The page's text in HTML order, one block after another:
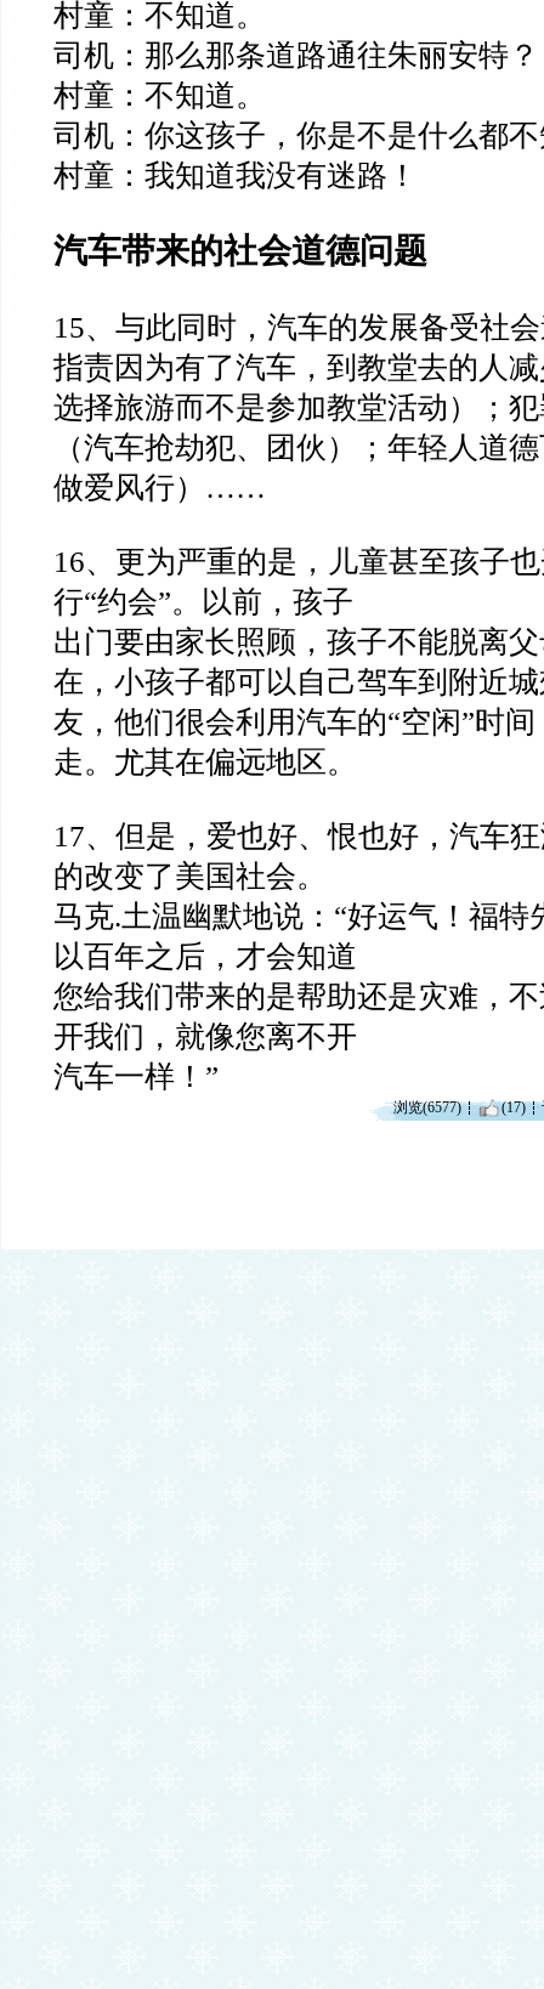
村童：不知道。
司机：那么那条道路通往朱丽安特？
村童：不知道。
司机：你这孩子，你是不是什么都
村童：我知道我没有迷路！
汽车带来的社会道德问题
15、与此同时，汽车的发展备受社
指责因为有了汽车，到教堂去的人
选择旅游而不是参加教堂活动）；
（汽车抢劫犯、团伙）；年轻人道
做爱风行） ……
16、更为严重的是，儿童甚至孩子
行“约会”。以前，孩子
出门要由家长照顾，孩子不能脱离
在，小孩子都可以自己驾车到附近
友，他们很会利用汽车的“空闲”时间
走。 尤其在偏远地区。
17、但是，爱也好、恨也好，汽车
的改变了美国社会。
马克.土温幽默地说： “好运气！福特
以百年之后，才会知道
您给我们带来的是帮助还是灾难，
开我们，就像您离不开
汽车一样！ ”
浏览(6577) (17)